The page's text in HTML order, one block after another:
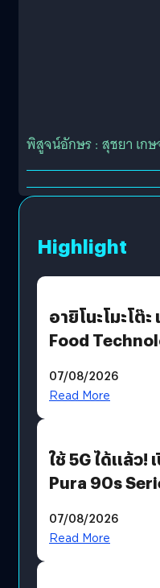
พิสูจน์อักษร : สุชยา เกษ
Highlight
อายิโนะโมะโต๊
Food
บริโภคและ B2B
07/08/2026
Read More
ใช้ 5G ได้แล้ว!
Pura 90s
07/08/2026
Read More